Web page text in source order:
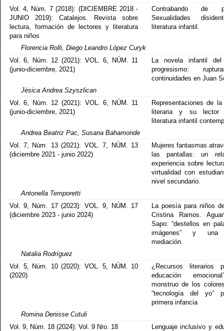
Vol. 4, Núm. 7 (2018): (DICIEMBRE 2018 -
JUNIO 2019): Catalejos. Revista sobre
lectura, formación de lectores y literatura
para niños
Contrabando de
Sexualidades
literatura infantil.
Florencia Rolli, Diego Leandro López Curyk
Vol. 6, Núm. 12 (2021): VOL. 6, NÚM. 11
(junio-diciembre, 2021)
La novela infantil
progresismo:
continuidades en Juan
Jésica Andrea Szyszlican
Vol. 6, Núm. 12 (2021): VOL. 6, NÚM. 11
(junio-diciembre, 2021)
Representaciones de
literaria y su
literatura infantil
Andrea Beatriz Pac, Susana Bahamonde
Vol. 7, Núm. 13 (2021): VOL. 7, NÚM. 13
(diciembre 2021 - junio 2022)
Mujeres fantasmas
las pantallas: un
experiencia sobre
virtualidad con
nivel secundario.
Antonella Temporetti
Vol. 9, Núm. 17 (2023): VOL. 9, NÚM. 17
(diciembre 2023 - junio 2024)
La poesía para niños
Cristina Ramos.
Sapo: “destellos en
imágenes” y una
mediación.
Natalia Rodríguez
Vol. 5, Núm. 10 (2020): VOL. 5, NÚM. 10
(2020)
¿Recursos literarios
educación
monstruo de los
“tecnología del yo”
primera infancia
Romina Denisse Cutuli
Vol. 9, Núm. 18 (2024): Vol. 9 Nro. 18
Lenguaje inclusivo y